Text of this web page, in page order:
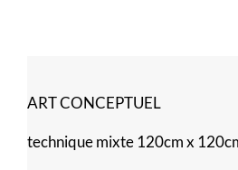
ART CONCEPTUEL
technique mixte 120cm x